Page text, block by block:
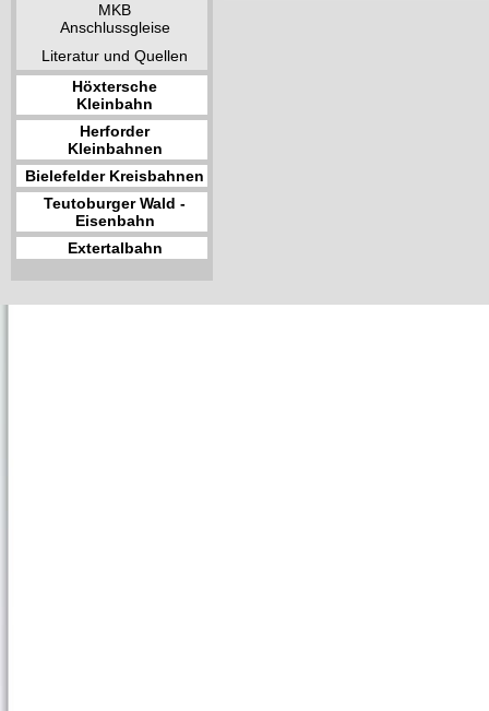
MKB
Anschlussgleise
Literatur und Quellen
Höxtersche
Kleinbahn
Herforder
Kleinbahnen
Bielefelder Kreisbahnen
Teutoburger Wald -
Eisenbahn
Extertalbahn